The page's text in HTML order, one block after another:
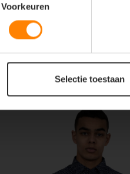
Voorkeuren
Selectie toestaan